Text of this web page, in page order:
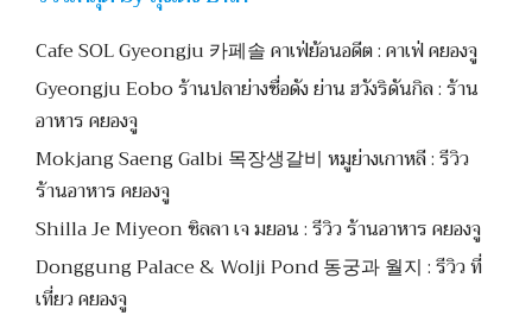
Cafe SOL Gyeongju 카페솔 คาเฟ่ย้อนอดีต : คาเฟ่ คยองจู
Gyeongju Eobo ร้านปลาย่างชื่อดัง ย่าน ฮวังริดันกิล : ร้าน
อาหาร คยองจู
Mokjang Saeng Galbi 목장생갈비 หมูย่างเกาหลี : รีวิว
ร้านอาหาร คยองจู
Shilla Je Miyeon ชิลลา เจ มยอน : รีวิว ร้านอาหาร คยองจู
Donggung Palace & Wolji Pond 동궁과 월지 : รีวิว ที่
เที่ยว คยองจู